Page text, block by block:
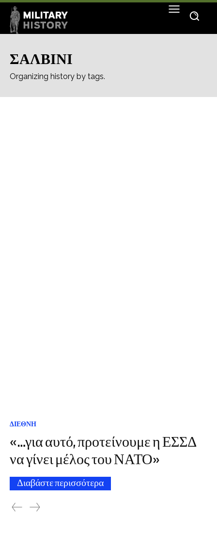
ΣΑΛΒΙΝΙ
Organizing history by tags.
ΔΙΕΘΝΗ
«…για αυτό, προτείνουμε η ΕΣΣΔ
να γίνει μέλος του ΝΑΤΟ»
Διαβάστε περισσότερα